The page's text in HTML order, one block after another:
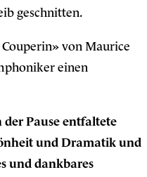
geschnitten.
von Maurice
einen
Pause entfaltete
und Dramatik und
und dankbares